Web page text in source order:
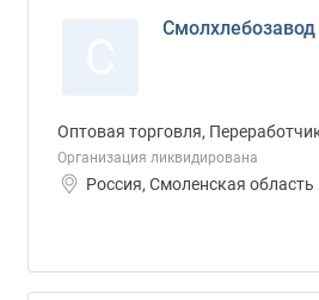
Оптовая торговля,
Организация ликвидирована
Россия, Смоленская